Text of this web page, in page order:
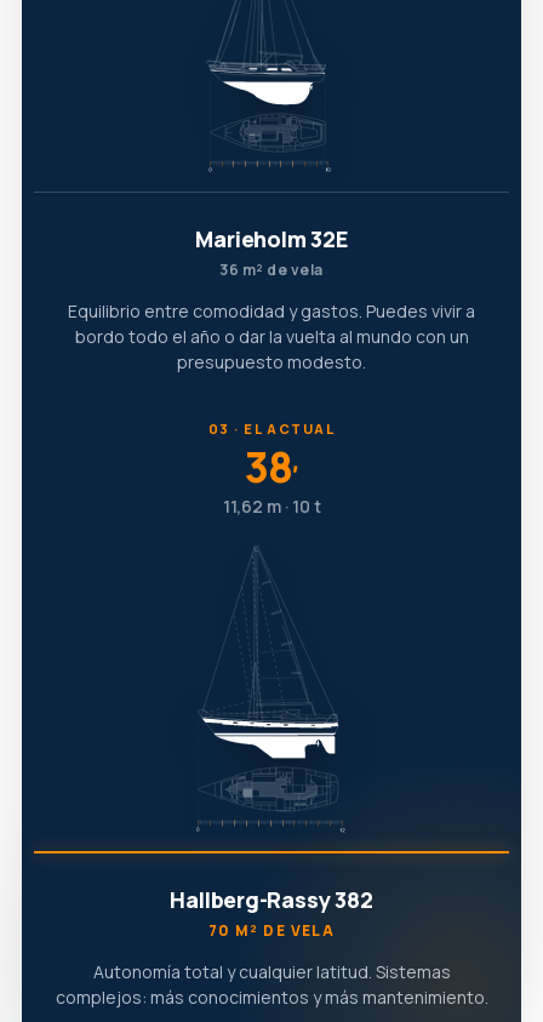
Marieholm 32E
36 m² de vela
Equilibrio entre comodidad y gastos. Puedes vivir a
bordo todo el año o dar la vuelta al mundo con un
presupuesto modesto.
03 · EL ACTUAL
38′
11,62 m · 10 t
Hallberg-Rassy 382
70 M² DE VELA
Autonomía total y cualquier latitud. Sistemas
complejos: más conocimientos y más mantenimiento.